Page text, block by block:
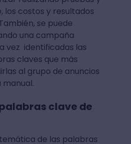
los costos y resultados
se puede
una campaña
vez identificadas las
claves que más
al grupo de anuncios
clave de
de las palabras